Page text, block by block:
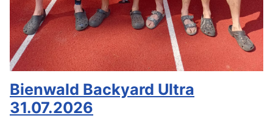
Bienwald Backyard Ultra
31.07.2026